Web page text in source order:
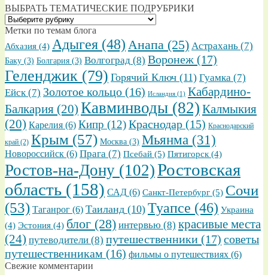
ВЫБРАТЬ ТЕМАТИЧЕСКИЕ ПОДРУБРИКИ
ВЫБРАТЬ
ТЕМАТИЧЕСКИЕ
ПОДРУБРИКИ
Метки по темам блога
Абхазия (4) Адыгея (48) Анапа (25) Астрахань (7)
Баку (3) Болгария (3) Волгоград (8) Воронеж (17)
Геленджик (79) Горячий Ключ (11) Гуамка (7)
Ейск(7) Золотое кольцо (16) Исландия (1) Кабардино-
Балкария (20) Кавминводы (82) Калмыкия
(20) Карелия (6) Кипр (12)Краснодар (15) Краснодарский
край (2) Крым (57) Москва (3) Мьянма (31)
Новороссийск (6) Прага (7) Псебай (5) Пятигорск (4)
Ростов-на-Дону (102)Ростовская
область (158) САД (6) Санкт-Петербург (5) Сочи
(53) Таганрог (6) Таиланд (10) Туапсе (46) Украина
(4) Эстония (4) блог (28) интервью (8) красивые места
(24) путеводители (8) путешественники (17) советы
путешественникам (16) фильмы о путешествиях (6)
Свежие комментарии